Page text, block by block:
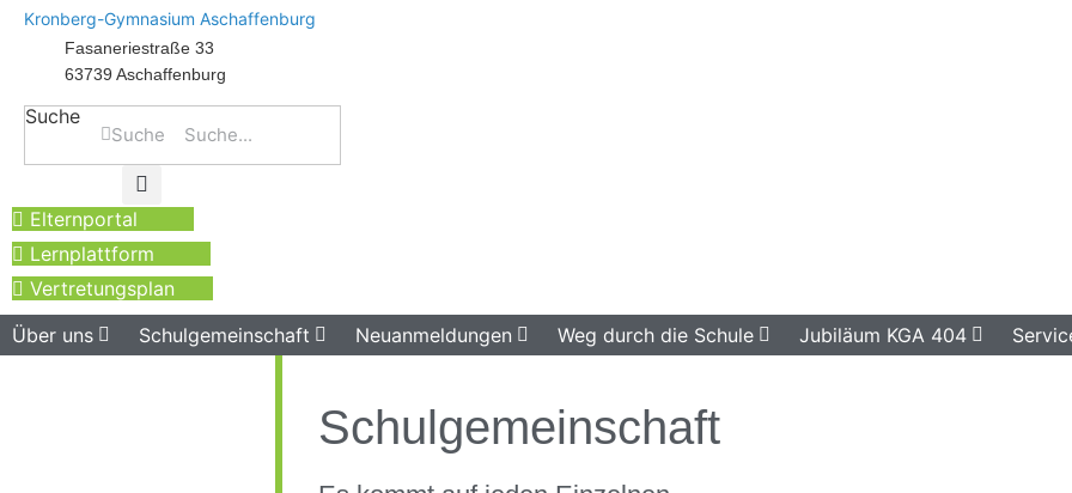
Kronberg-Gymnasium Aschaffenburg
Fasaneriestraße 33
63739 Aschaffenburg
Suche
Suche
Elternportal
Lernplattform
Vertretungsplan
Über uns
Schulgemeinschaft Neuanmeldungen Weg durch die Schule Jubiläum KGA 404
Schulgemeinschaft